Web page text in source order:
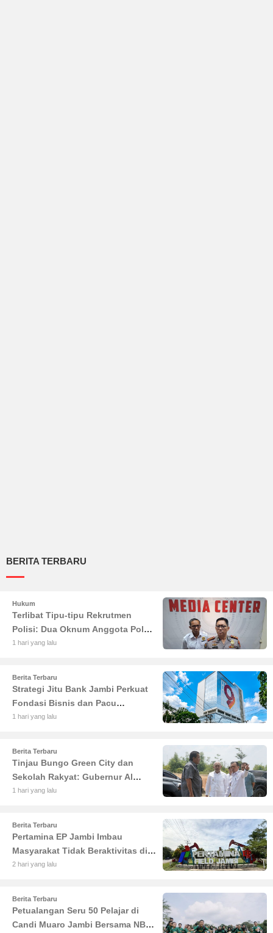
BERITA TERBARU
Hukum
Terlibat Tipu-tipu Rekrutmen
Polisi: Dua Oknum Anggota Polda
Jambi Diciduk Propam
1 hari yang lalu
Berita Terbaru
Strategi Jitu Bank Jambi Perkuat
Fondasi Bisnis dan Pacu
Pertumbuhan Ekonomi Jambi
1 hari yang lalu
Berita Terbaru
Tinjau Bungo Green City dan
Sekolah Rakyat: Gubernur Al
Haris Tekankan Sinergi
1 hari yang lalu
Berita Terbaru
Pertamina EP Jambi Imbau
Masyarakat Tidak Beraktivitas di
Atas Jalur Pipa Migas Demi
2 hari yang lalu
Berita Terbaru
Petualangan Seru 50 Pelajar di
Candi Muaro Jambi Bersama NBT